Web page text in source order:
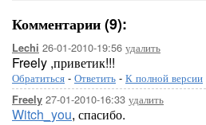
Комментарии (9):
Lechi 26-01-2010-19:56 удалить
Freely ,приветик!!!
Обратиться - Ответить - К полной версии
Freely 27-01-2010-16:33 удалить
Witch_you, спасибо.